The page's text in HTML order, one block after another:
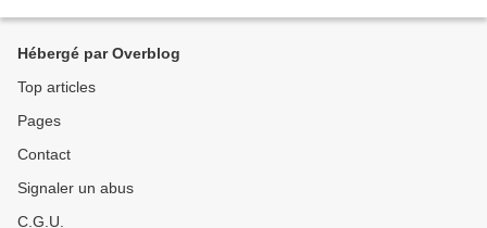
Hébergé par Overblog
Top articles
Pages
Contact
Signaler un abus
C.G.U.